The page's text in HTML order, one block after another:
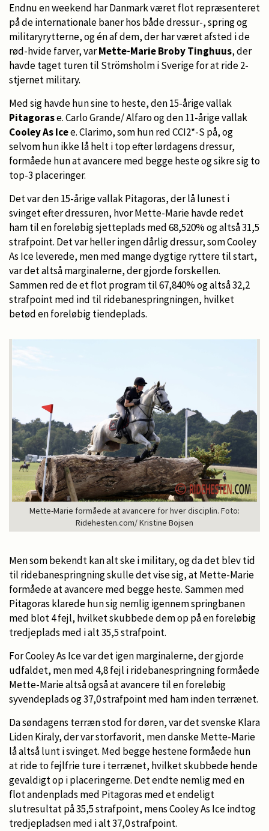
Endnu en weekend har Danmark været flot repræsenteret
på de internationale baner hos både dressur-, spring og
militaryrytterne, og én af dem, der har været afsted i de
rød-hvide farver, varMette-Marie Broby Tinghuus, der
havde taget turen til Strömsholm i Sverige for at ride 2-
stjernet military.
Med sig havde hun sine to heste, den 15-årige vallak
Pitagorase. Carlo Grande/ Alfaro og den 11-årige vallak
Cooley As Icee. Clarimo, som hun red CCI2*-S på, og
selvom hun ikke lå helt i top efter lørdagens dressur,
formåede hun at avancere med begge heste og sikre sig to
top-3 placeringer.
Det var den 15-årige vallak Pitagoras, der lå lunest i
svinget efter dressuren, hvor Mette-Marie havde redet
ham til en foreløbig sjetteplads med 68,520% og altså 31,5
strafpoint. Det var heller ingen dårlig dressur, som Cooley
As Ice leverede, men med mange dygtige ryttere til start,
var det altså marginalerne, der gjorde forskellen.
Sammen red de et flot program til 67,840% og altså 32,2
strafpoint med ind til ridebanespringningen, hvilket
betød en foreløbig tiendeplads.
Mette-Marie formåede at avancere for hver disciplin. Foto:
Ridehesten.com/ Kristine Bojsen
Men som bekendt kan alt ske i military, og da det blev tid
til ridebanespringning skulle det vise sig, at Mette-Marie
formåede at avancere med begge heste. Sammen med
Pitagoras klarede hun sig nemlig igennem springbanen
med blot 4 fejl, hvilket skubbede dem op på en foreløbig
tredjeplads med i alt 35,5 strafpoint.
For Cooley As Ice var det igen marginalerne, der gjorde
udfaldet, men med 4,8 fejl i ridebanespringning formåede
Mette-Marie altså også at avancere til en foreløbig
syvendeplads og 37,0 strafpoint med ham inden terrænet.
Da søndagens terræn stod for døren, var det svenske Klara
Liden Kiraly, der var storfavorit, men danske Mette-Marie
lå altså lunt i svinget. Med begge hestene formåede hun
at ride to fejlfrie ture i terrænet, hvilket skubbede hende
gevaldigt op i placeringerne. Det endte nemlig med en
flot andenplads med Pitagoras med et endeligt
slutresultat på 35,5 strafpoint, mens Cooley As Ice indtog
tredjepladsen med i alt 37,0 strafpoint.